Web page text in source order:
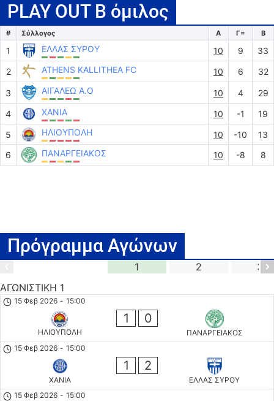
PLAY OUT Β όμιλος
# Σύλλογος Α Γ= Β
1 ΕΛΛΑΣ ΣΥΡΟΥ 10 9
33
2
ATHENS KALLITHEA FC 10 6 32
3 ΑΙΓΑΛΕΩ A.O 10 4 29
4 ΧΑΝΙΑ 10 -1
19
5
ΗΛΙΟΥΠΟΛΗ 10 -10
13
6
ΠΑΝΑΡΓΕΙΑΚΟΣ 10 -8 8
Πρόγραμμα Αγώνων
1 2
3
ΑΓΩΝΙΣΤΙΚΗ 1
15 Φεβ 2026 - 15:00
ΗΛΙΟΥΠΟΛΗ
1 0
ΠΑΝΑΡΓΕΙΑΚΟΣ
15 Φεβ 2026 - 15:00
ΧΑΝΙΑ
1 2
ΕΛΛΑΣ ΣΥΡΟΥ
15 Φεβ 2026 - 15:00